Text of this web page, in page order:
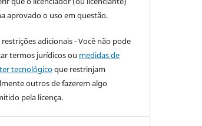
aprovado o uso em questão.
restrições adicionais - Você não pode
termos jurídicos ou medidas de
tecnológicoque restrinjam
outros de fazerem algo
pela licença.